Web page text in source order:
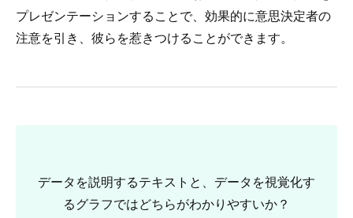
プレゼンテーションすることで、効果的に意思決定者の
注意を引き、彼らを惹きつけることができます。
データを説明するテキストと、データを視覚化す
るグラフではどちらがわかりやすいか？